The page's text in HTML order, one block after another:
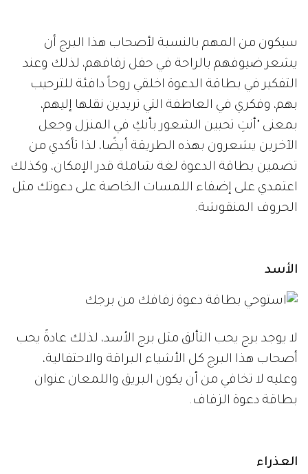
سيكون من المهم بالنسبة لأصحاب هذا البرج أن
يشعر ضيوفهم بالراحة في حفل زفافهم، لذلك وعند
التفكير في بطاقة الدعوة اخلقي روحاً دافئة للترحيب
بهم، وفكري في العاطفة التي تريدين نقلها إليهم،
بمعنى "أنتِ تحبين الشعور بأنكِ في المنزل وجعل
الآخرين يشعرون بهذه الطريقة أيضًا، لذا تأكدي من
تضمين بطاقة الدعوة لغة شاملة قدر الإمكان، وكذلك
اعتمدي على إضفاء اللمسات الخاصة على دعوتك مثل
الحروف المنقوشة.
الأسد
لا يوجد برج يحب التألق مثل برج الأسد، لذلك عادةً يحب
أصحاب هذا البرج كل الأشياء البراقة والاحتفالية،
وعليه لا تخافي من أن يكون البريق واللمعان عنوان
بطاقة دعوة الزفاف.
العذراء